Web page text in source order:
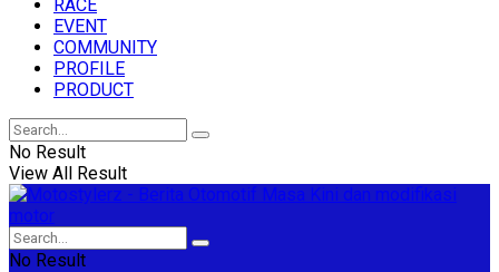
RACE
EVENT
COMMUNITY
PROFILE
PRODUCT
No Result
View All Result
No Result